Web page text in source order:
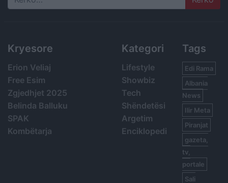
Search
Kryesore
Erion Veliaj
Free Esim
Zgjedhjet 2025
Belinda Balluku
SPAK
Kombëtarja
Kategori
Lifestyle
Showbiz
Tech
Shëndetësi
Argetim
Enciklopedi
Tags
Edi Rama
Albania
News
Ilir Meta
Piranjat
gazeta,
tv,
portale
Sali